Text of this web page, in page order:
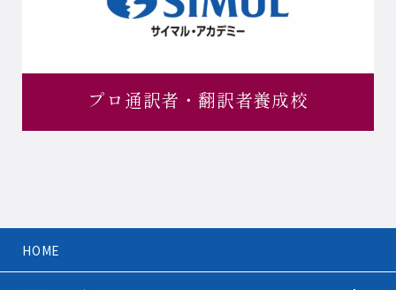
プロ通訳者・ 翻訳者養成校
HOME